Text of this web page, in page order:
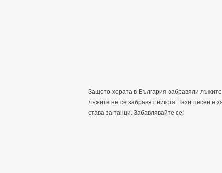
Защото хората в България забравяли
лъжите не се забравят никога. Тази песен
става за танци. Забавлявайте се!